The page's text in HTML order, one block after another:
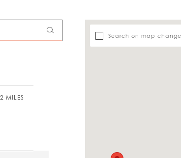
Search on map change
2 MILES